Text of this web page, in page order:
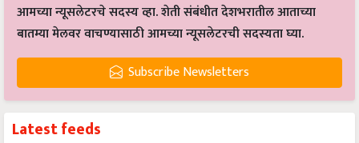
आमच्या न्यूसलेटरचे सदस्य व्हा. शेती संबंधीत देशभरातील आताच्या
बातम्या मेलवर वाचण्यासाठी आमच्या न्यूसलेटरची सदस्यता घ्या.
Subscribe Newsletters
Latest feeds